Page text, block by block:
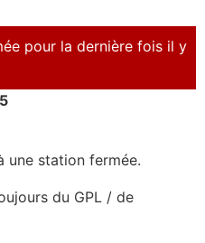
pour la dernière fois il y
une station fermée.
du GPL / de